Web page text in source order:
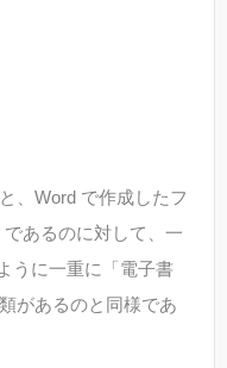
、Word で作成したフ
あるのに対して、一
うに一重に「電子書
があるのと同様であ